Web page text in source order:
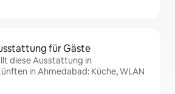
für Gäste
diese Ausstattung in
in Ahmedabad: Küche, WLAN